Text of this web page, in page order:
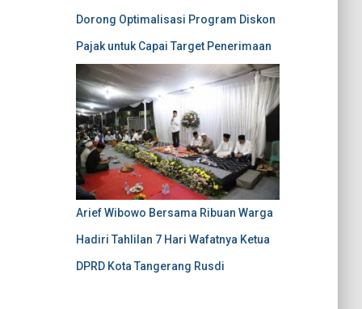
Dorong Optimalisasi Program Diskon
Pajak untuk Capai Target Penerimaan
Arief Wibowo Bersama Ribuan Warga
Hadiri Tahlilan 7 Hari Wafatnya Ketua
DPRD Kota Tangerang Rusdi